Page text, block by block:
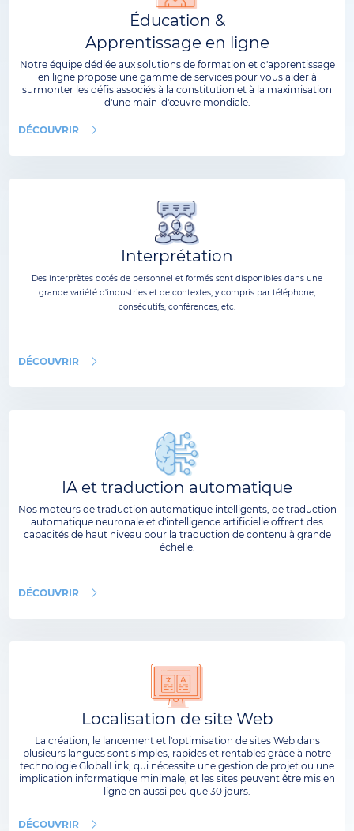
Éducation &
Apprentissage en ligne
Notre équipe dédiée aux solutions de formation et d'apprentissage
en ligne propose une gamme de services pour vous aider à
surmonter les défis associés à la constitution et à la maximisation
d'une main-d'œuvre mondiale.
DÉCOUVRIR
Interprétation
Des interprètes dotés de personnel et formés sont disponibles dans une
grande variété d'industries et de contextes, y compris par téléphone,
consécutifs, conférences, etc.
DÉCOUVRIR
IA et traduction automatique
Nos moteurs de traduction automatique intelligents, de traduction
automatique neuronale et d'intelligence artificielle offrent des
capacités de haut niveau pour la traduction de contenu à grande
échelle.
DÉCOUVRIR
Localisation de site Web
La création, le lancement et l'optimisation de sites Web dans
plusieurs langues sont simples, rapides et rentables grâce à notre
technologie GlobalLink, qui nécessite une gestion de projet ou une
implication informatique minimale, et les sites peuvent être mis en
ligne en aussi peu que 30 jours.
DÉCOUVRIR